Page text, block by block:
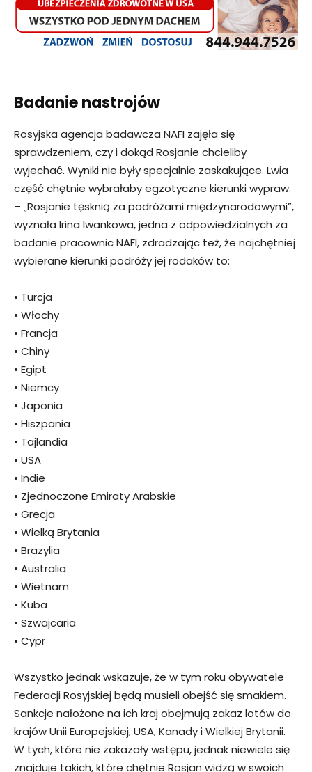
Badanie nastrojów
Rosyjska agencja badawcza NAFI zajęła się
sprawdzeniem, czy i dokąd Rosjanie chcieliby
wyjechać. Wyniki nie były specjalnie zaskakujące. Lwia
część chętnie wybrałaby egzotyczne kierunki wypraw.
– „Rosjanie tęsknią za podróżami międzynarodowymi”,
wyznała Irina Iwankowa, jedna z odpowiedzialnych za
badanie pracownic NAFI, zdradzając też, że najchętniej
wybierane kierunki podróży jej rodaków to:
• Turcja
• Włochy
• Francja
• Chiny
• Egipt
• Niemcy
• Japonia
• Hiszpania
• Tajlandia
• USA
• Indie
• Zjednoczone Emiraty Arabskie
• Grecja
• Wielką Brytania
• Brazylia
• Australia
• Wietnam
• Kuba
• Szwajcaria
• Cypr
Wszystko jednak wskazuje, że w tym roku obywatele
Federacji Rosyjskiej będą musieli obejść się smakiem.
Sankcje nałożone na ich kraj obejmują zakaz lotów do
krajów Unii Europejskiej, USA, Kanady i Wielkiej Brytanii.
W tych, które nie zakazały wstępu, jednak niewiele się
znajduje takich, które chętnie Rosjan widzą w swoich